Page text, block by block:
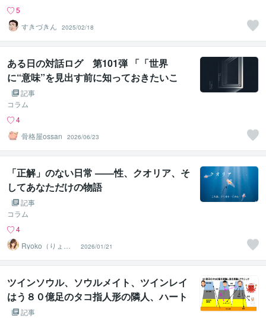
5
すきづきん
2025/02/18
ある日の対話ログ 第101弾 「「世界
に“意味”を見出す前に知っておきたいこ
と」」
記事
コラム
4
骨格屋ossan
2026/06/23
「正解」のない日常 ——性、クオリア、そ
してあなただけの物語
記事
コラム
4
Ryoko（りょう
こ）
2026/01/21
ツインソウル、ソウルメイト、ツインレイ
はう８０億足のタコ指人形の隣人、ハート
ソウルとピュアソウルの片割れ説
記事